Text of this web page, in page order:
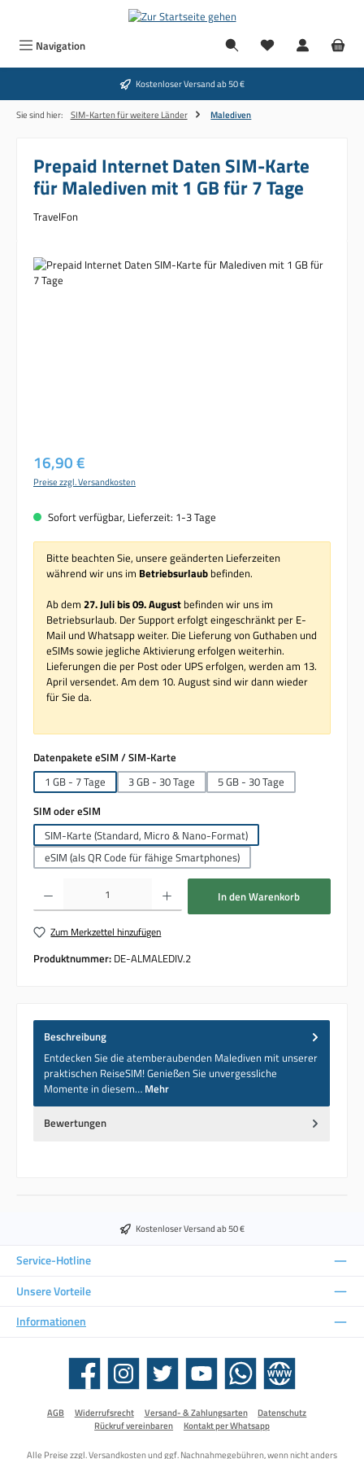
Navigation
Kostenloser Versand ab 50 €
Sie sind hier: SIM-Karten für weitere Länder Malediven
Prepaid Internet Daten SIM-Karte
für Malediven mit 1 GB für 7 Tage
TravelFon
Bildergalerie überspringen
Regulärer Preis:
16,90 €
Preise zzgl. Versandkosten
Sofort verfügbar, Lieferzeit: 1-3 Tage
Bitte beachten Sie, unsere geänderten Lieferzeiten
während wir uns im Betriebsurlaub befinden.
Ab dem 27. Juli bis 09. August befinden wir uns im
Betriebsurlaub. Der Support erfolgt eingeschränkt per E-
Mail und Whatsapp weiter. Die Lieferung von Guthaben und
eSIMs sowie jegliche Aktivierung erfolgen weiterhin.
Lieferungen die per Post oder UPS erfolgen, werden am 13.
April versendet. Am dem 10. August sind wir dann wieder
für Sie da.
Datenpakete eSIM / SIM-Karte
1 GB - 7 Tage
3 GB - 30 Tage
5 GB - 30 Tage
SIM oder eSIM
SIM-Karte (Standard, Micro & Nano-Format)
eSIM (als QR Code für fähige Smartphones)
Produkt Anzahl: Gib den gewünschten Wert ein oder benutze die Schaltflächen um
In den Warenkorb
Zum Merkzettel hinzufügen
Produktnummer: DE-ALMALEDIV.2
Beschreibung
Entdecken Sie die atemberaubenden Malediven mit unserer
praktischen ReiseSIM! Genießen Sie unvergessliche
Momente in diesem… Mehr
Bewertungen
Kostenloser Versand ab 50 €
Service-Hotline
Unsere Vorteile
Informationen
Facebook Instagram Twitter YouTube WhatsApp Website
AGB Widerrufsrecht Versand- & Zahlungsarten
Datenschutz
Rückruf vereinbaren
Kontakt per Whatsapp
Alle Preise zzgl.Versandkostenund ggf. Nachnahmegebühren, wenn nicht anders